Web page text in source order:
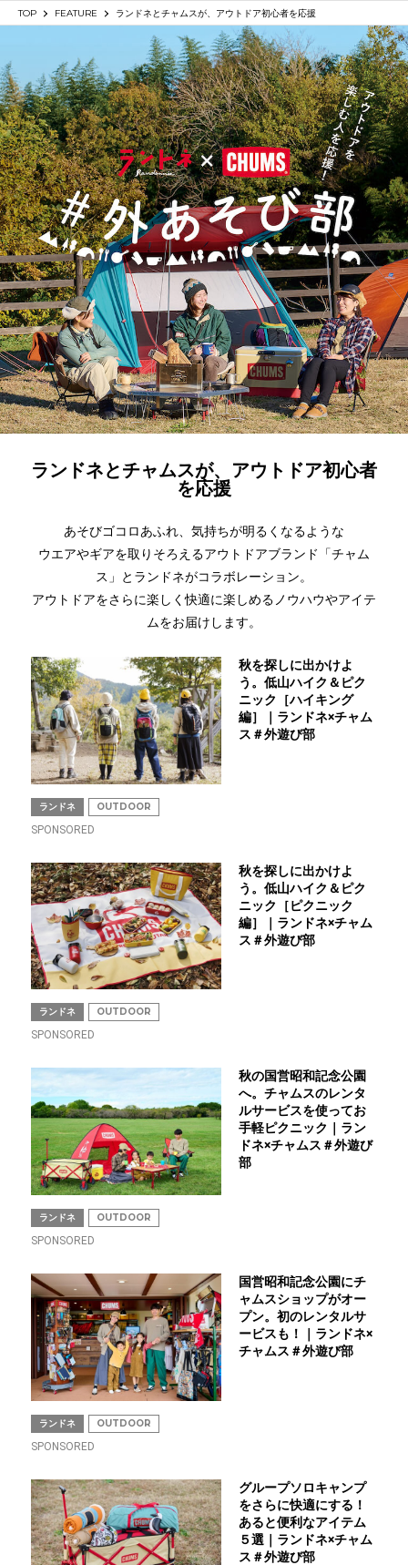
TOP FEATURE ランドネとチャムスが、アウトドア初心者を応援
ランドネとチャムスが、アウトドア初心者
を応援
あそびゴコロあふれ、気持ちが明るくなるような
ウエアやギアを取りそろえるアウトドアブランド「チャム
ス」とランドネがコラボレーション。
アウトドアをさらに楽しく快適に楽しめるノウハウやアイテ
ムをお届けします。
秋を探しに出かけよ
う。低山ハイク＆ピク
ニック［ハイキング
編］｜ランドネ×チャム
ス＃外遊び部
ランドネ OUTDOOR
SPONSORED
秋を探しに出かけよ
う。低山ハイク＆ピク
ニック［ピクニック
編］｜ランドネ×チャム
ス＃外遊び部
ランドネ OUTDOOR
SPONSORED
秋の国営昭和記念公園
へ。チャムスのレンタ
ルサービスを使ってお
手軽ピクニック｜ラン
ドネ×チャムス＃外遊び
部
ランドネ OUTDOOR
SPONSORED
国営昭和記念公園にチ
ャムスショップがオー
プン。初のレンタルサ
ービスも！｜ランドネ×
チャムス＃外遊び部
ランドネ OUTDOOR
SPONSORED
グループソロキャンプ
をさらに快適にする！
あると便利なアイテム
５選｜ランドネ×チャム
ス＃外遊び部